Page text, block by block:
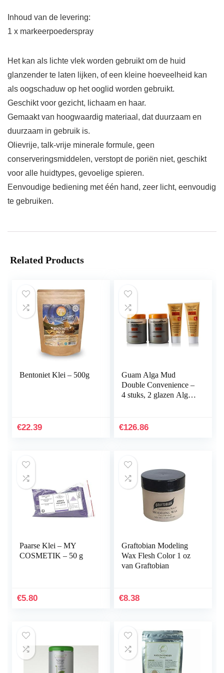
Inhoud van de levering:
1 x markeerpoederspray
Het kan als lichte vlek worden gebruikt om de huid
glanzender te laten lijken, of een kleine hoeveelheid kan
als oogschaduw op het ooglid worden gebruikt.
Geschikt voor gezicht, lichaam en haar.
Gemaakt van hoogwaardig materiaal, dat duurzaam en
duurzaam in gebruik is.
Olievrije, talk-vrije minerale formule, geen
conserveringsmiddelen, verstopt de poriën niet, geschikt
voor alle huidtypes, gevoelige spieren.
Eenvoudige bediening met één hand, zeer licht, eenvoudig
te gebruiken.
Related Products
Bentoniet Klei – 500g
€22.39
Guam Alga Mud
Double Convenience –
4 stuks, 2 glazen Alga
€126.86
Paarse Klei – MY
COSMETIK – 50 g
€5.80
Graftobian Modeling
Wax Flesh Color 1 oz
van Graftobian
€8.38